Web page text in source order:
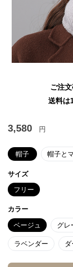
ご注
送料は
3,580 円
帽子 帽子と
サイズ
フリー
カラー
ベージュ グレ
ラベンダー